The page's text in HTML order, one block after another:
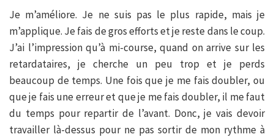
Je m’améliore. Je ne suis pas le plus rapide, mais je
m’applique. Je fais de gros efforts et je reste dans le coup.
J’ai l’impression qu’à mi-course, quand on arrive sur les
retardataires, je cherche un peu trop et je perds
beaucoup de temps. Une fois que je me fais doubler, ou
que je fais une erreur et que je me fais doubler, il me faut
du temps pour repartir de l’avant. Donc, je vais devoir
travailler là-dessus pour ne pas sortir de mon rythme à